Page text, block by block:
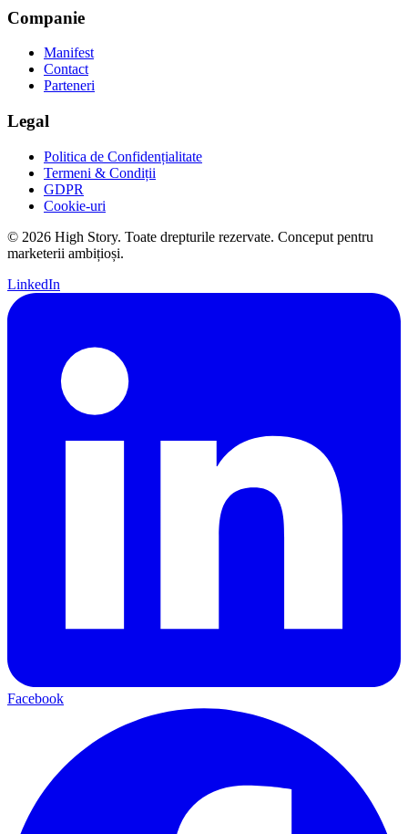
Companie
Manifest
Contact
Parteneri
Legal
Politica de Confidențialitate
Termeni & Condiții
GDPR
Cookie-uri
© 2026 High Story. Toate drepturile rezervate. Conceput pentru
marketerii ambițioși.
LinkedIn
Facebook